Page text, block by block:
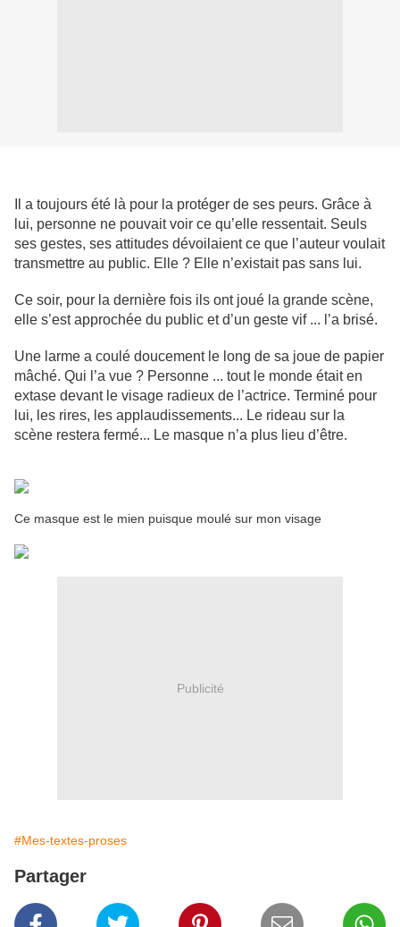
Il a toujours été là pour la protéger de ses peurs. Grâce à
lui, personne ne pouvait voir ce qu’elle ressentait. Seuls
ses gestes, ses attitudes dévoilaient ce que l’auteur voulait
transmettre au public. Elle ? Elle n’existait pas sans lui.
Ce soir, pour la dernière fois ils ont joué la grande scène,
elle s’est approchée du public et d’un geste vif ... l’a brisé.
Une larme a coulé doucement le long de sa joue de papier
mâché. Qui l’a vue ? Personne ... tout le monde était en
extase devant le visage radieux de l’actrice. Terminé pour
lui, les rires, les applaudissements... Le rideau sur la
scène restera fermé... Le masque n’a plus lieu d’être.
Ce masque est le mien puisque moulé sur mon visage
Publicité
#Mes-textes-proses
Partager